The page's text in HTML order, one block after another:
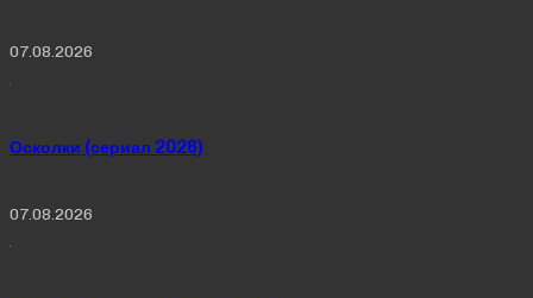
07.08.2026
Осколки (сериал 2026)
07.08.2026